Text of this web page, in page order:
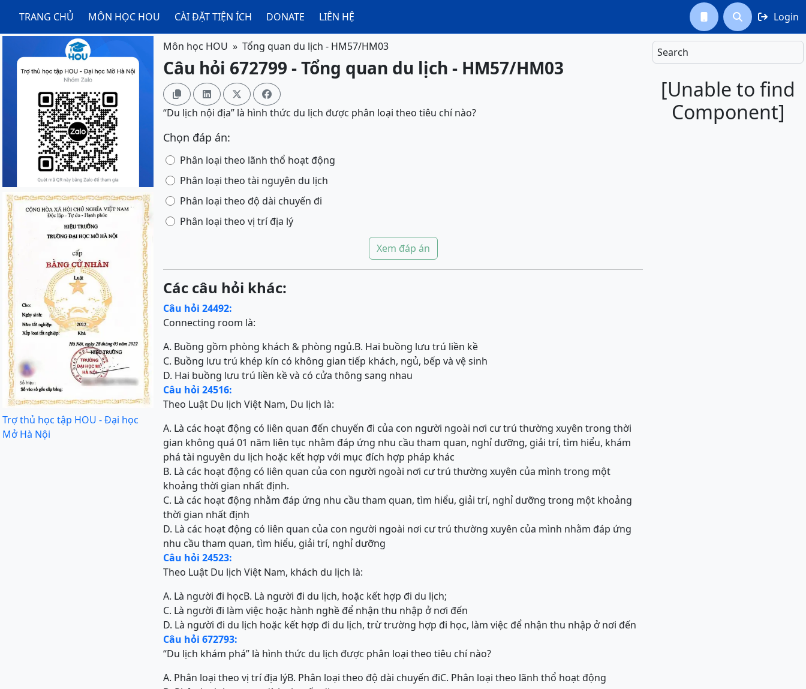
TRANG CHỦ MÔN HỌC HOU CÀI ĐẶT TIỆN ÍCH DONATE LIÊN HỆ   Login
Search
[Unable to find
Component]
Trợ thủ học tập HOU - Đại học
Mở Hà Nội
Môn học HOU Tổng quan du lịch - HM57/HM03
Câu hỏi 672799 - Tổng quan du lịch - HM57/HM03
   
“Du lịch nội địa” là hình thức du lịch được phân loại theo tiêu chí nào?
Chọn đáp án:
Phân loại theo lãnh thổ hoạt động
Phân loại theo tài nguyên du lịch
Phân loại theo độ dài chuyến đi
Phân loại theo vị trí địa lý
Xem đáp án
Các câu hỏi khác:
Câu hỏi 24492:
Connecting room là:
A. Buồng gồm phòng khách & phòng ngủ.B. Hai buồng lưu trú liền kề
C. Buồng lưu trú khép kín có không gian tiếp khách, ngủ, bếp và vệ sinh
D. Hai buồng lưu trú liền kề và có cửa thông sang nhau
Câu hỏi 24516:
Theo Luật Du lịch Việt Nam, Du lịch là:
A. Là các hoạt động có liên quan đến chuyến đi của con người ngoài nơi cư trú thường xuyên trong thời
gian không quá 01 năm liên tục nhằm đáp ứng nhu cầu tham quan, nghỉ dưỡng, giải trí, tìm hiểu, khám
phá tài nguyên du lịch hoặc kết hợp với mục đích hợp pháp khác
B. Là các hoạt động có liên quan của con người ngoài nơi cư trú thường xuyên của mình trong một
khoảng thời gian nhất định.
C. Là các hoạt động nhằm đáp ứng nhu cầu tham quan, tìm hiểu, giải trí, nghỉ dưỡng trong một khoảng
thời gian nhất định
D. Là các hoạt động có liên quan của con người ngoài nơi cư trú thường xuyên của mình nhằm đáp ứng
nhu cầu tham quan, tìm hiểu, giải trí, nghỉ dưỡng
Câu hỏi 24523:
Theo Luật Du lịch Việt Nam, khách du lịch là:
A. Là người đi họcB. Là người đi du lịch, hoặc kết hợp đi du lịch;
C. Là người đi làm việc hoặc hành nghề để nhận thu nhập ở nơi đến
D. Là người đi du lịch hoặc kết hợp đi du lịch, trừ trường hợp đi học, làm việc để nhận thu nhập ở nơi đến
Câu hỏi 672793:
“Du lịch khám phá” là hình thức du lịch được phân loại theo tiêu chí nào?
A. Phân loại theo vị trí địa lýB. Phân loại theo độ dài chuyến điC. Phân loại theo lãnh thổ hoạt động